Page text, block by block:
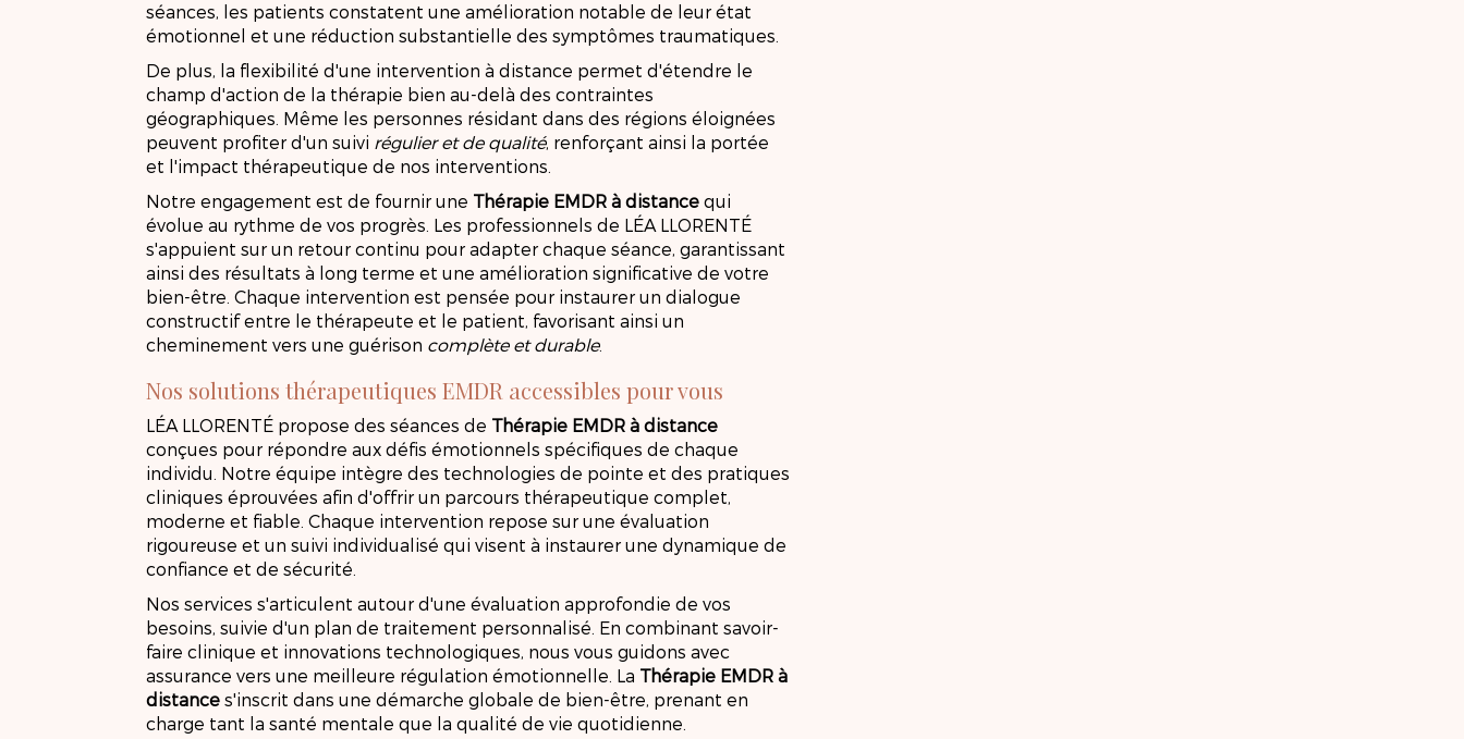
THÉRAPIE EMDR À DISTANCE
PRENEZ RENDEZ-VOUS
séances, les patients constatent une amélioration notable de leur état
émotionnel et une réduction substantielle des symptômes traumatiques.
De plus, la flexibilité d'une intervention à distance permet d'étendre le
champ d'action de la thérapie bien au-delà des contraintes
géographiques. Même les personnes résidant dans des régions éloignées
peuvent profiter d'un suivi régulier et de qualité, renforçant ainsi la portée
et l'impact thérapeutique de nos interventions.
Notre engagement est de fournir une Thérapie EMDR à distance qui
évolue au rythme de vos progrès. Les professionnels de LÉA LLORENTÉ
s'appuient sur un retour continu pour adapter chaque séance, garantissant
ainsi des résultats à long terme et une amélioration significative de votre
bien-être. Chaque intervention est pensée pour instaurer un dialogue
constructif entre le thérapeute et le patient, favorisant ainsi un
cheminement vers une guérison complète et durable.
Nos solutions thérapeutiques EMDR accessibles pour vous
LÉA LLORENTÉ propose des séances de Thérapie EMDR à distance
conçues pour répondre aux défis émotionnels spécifiques de chaque
individu. Notre équipe intègre des technologies de pointe et des pratiques
cliniques éprouvées afin d'offrir un parcours thérapeutique complet,
moderne et fiable. Chaque intervention repose sur une évaluation
rigoureuse et un suivi individualisé qui visent à instaurer une dynamique de
confiance et de sécurité.
Nos services s'articulent autour d'une évaluation approfondie de vos
besoins, suivie d'un plan de traitement personnalisé. En combinant savoir-
faire clinique et innovations technologiques, nous vous guidons avec
assurance vers une meilleure régulation émotionnelle. La Thérapie EMDR à
distance s'inscrit dans une démarche globale de bien-être, prenant en
charge tant la santé mentale que la qualité de vie quotidienne.